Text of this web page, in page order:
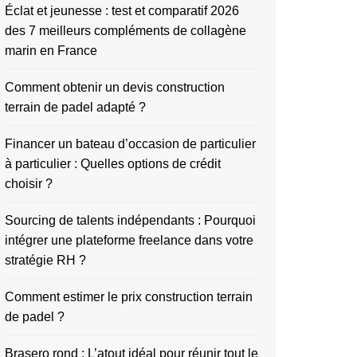
Éclat et jeunesse : test et comparatif 2026
des 7 meilleurs compléments de collagène
marin en France
Comment obtenir un devis construction
terrain de padel adapté ?
Financer un bateau d’occasion de particulier
à particulier : Quelles options de crédit
choisir ?
Sourcing de talents indépendants : Pourquoi
intégrer une plateforme freelance dans votre
stratégie RH ?
Comment estimer le prix construction terrain
de padel ?
Brasero rond : L’atout idéal pour réunir tout le